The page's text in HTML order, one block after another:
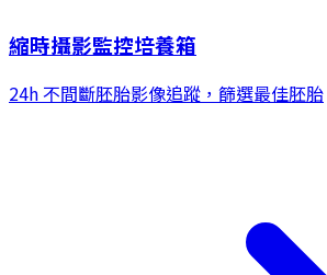
縮時攝影監控培養箱
24h 不間斷胚胎影像追蹤，篩選最佳胚胎